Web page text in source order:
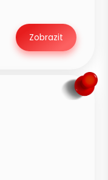
Zobrazit